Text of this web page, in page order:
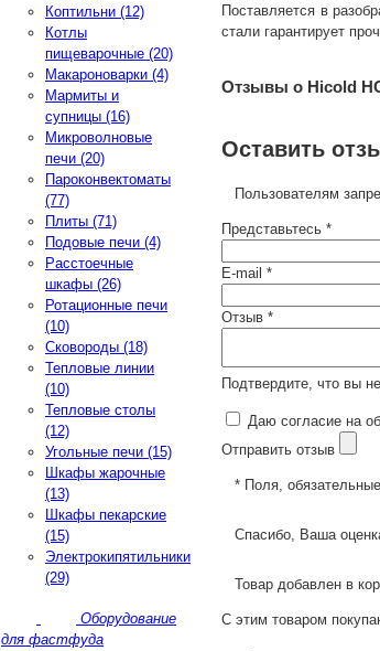
Поставляется в
стали гарантирует
Отзывы о Hicold
Оставить
Пользователям
Представьтесь *
E-mail *
Отзыв *
Подтвердите, что вы
Даю согласие на
Отправить отзыв
* Поля,
Спасибо, Ваша
Товар добавлен в
С этим товаром
Коптильни (12)
Котлы
пищеварочные (20)
Макароноварки (4)
Мармиты и
супницы (16)
Микроволновые
печи (20)
Пароконвектоматы
(77)
Плиты (71)
Подовые печи (4)
Расстоечные
шкафы (26)
Ротационные печи
(10)
Сковороды (18)
Тепловые линии
(10)
Тепловые столы
(12)
Угольные печи (15)
Шкафы жарочные
(13)
Шкафы пекарские
(15)
Электрокипятильники
(29)
Оборудование
для фастфуда